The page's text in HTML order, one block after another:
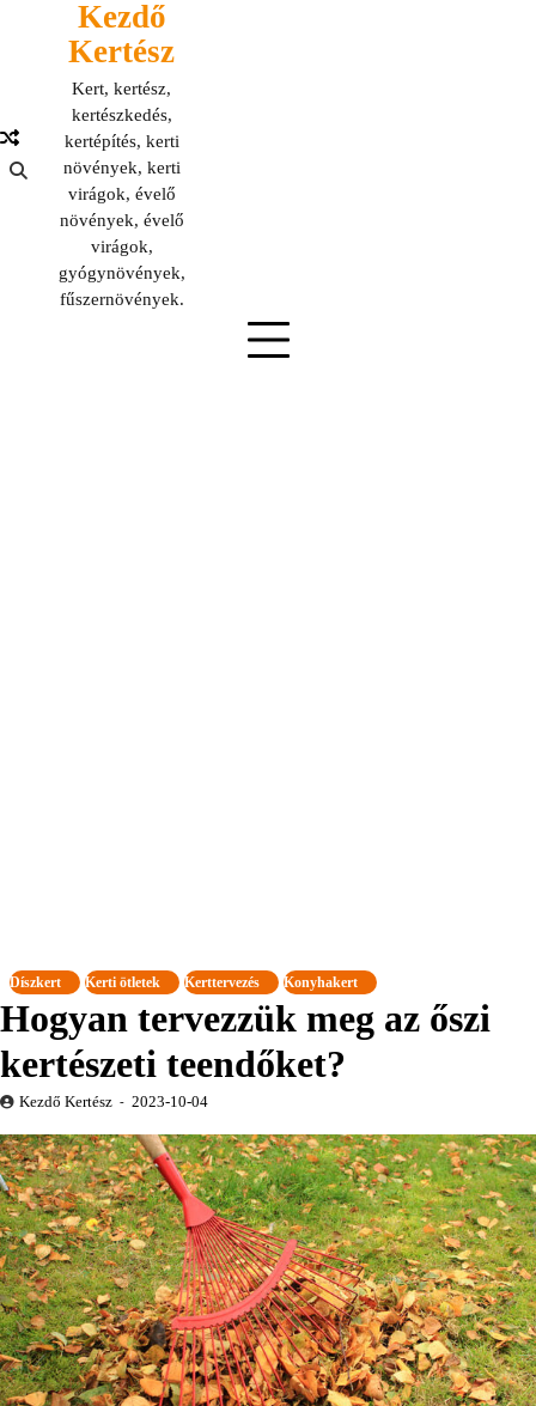
Kezdő
Kertész
Kert, kertész,
kertészkedés,
kertépítés, kerti
növények, kerti
virágok, évelő
növények, évelő
virágok,
gyógynövények,
fűszernövények.
Díszkert Kerti ötletek Kerttervezés Konyhakert
Hogyan tervezzük meg az őszi
kertészeti teendőket?
Kezdő Kertész 2023-10-04